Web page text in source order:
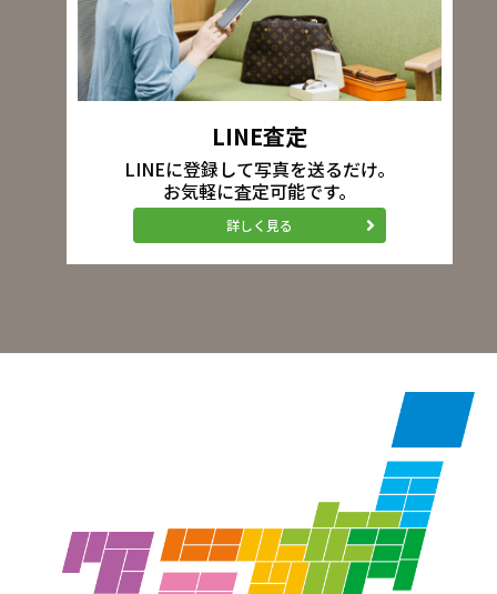
LINE査定
LINEに登録して写真を送るだけ。
お気軽に査定可能です。
詳しく見る